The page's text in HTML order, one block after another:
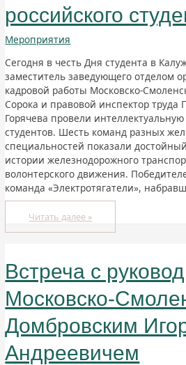
российского
Мероприятия
Сегодня в честь Дня студента в
заместитель заведующего отделом
кадровой работы Московско-
Сорока и правовой инспектор труда
Горячева провели
студентов. Шесть команд разных
специальностей показали
истории железнодорожного
волонтерского движения.
команда «Электротягатели»,
Читать далее »
Встреча с
Московско-
Домбровским
Андреевичем